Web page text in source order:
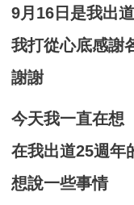
9月16日是我出
我打從心底感謝
謝謝
今天我一直在想
在我出道25週年
想說一些事情